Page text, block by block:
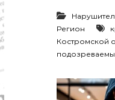
Регион
Костромской